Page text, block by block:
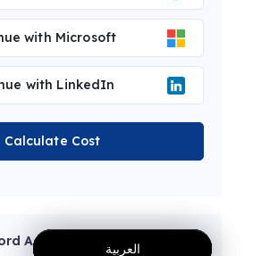
with Microsoft
with LinkedIn
Calculate Cost
العربية
العربية
العربية